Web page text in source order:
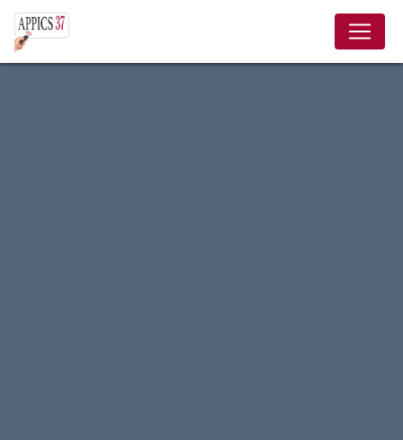
Panneau de gestion des cookies